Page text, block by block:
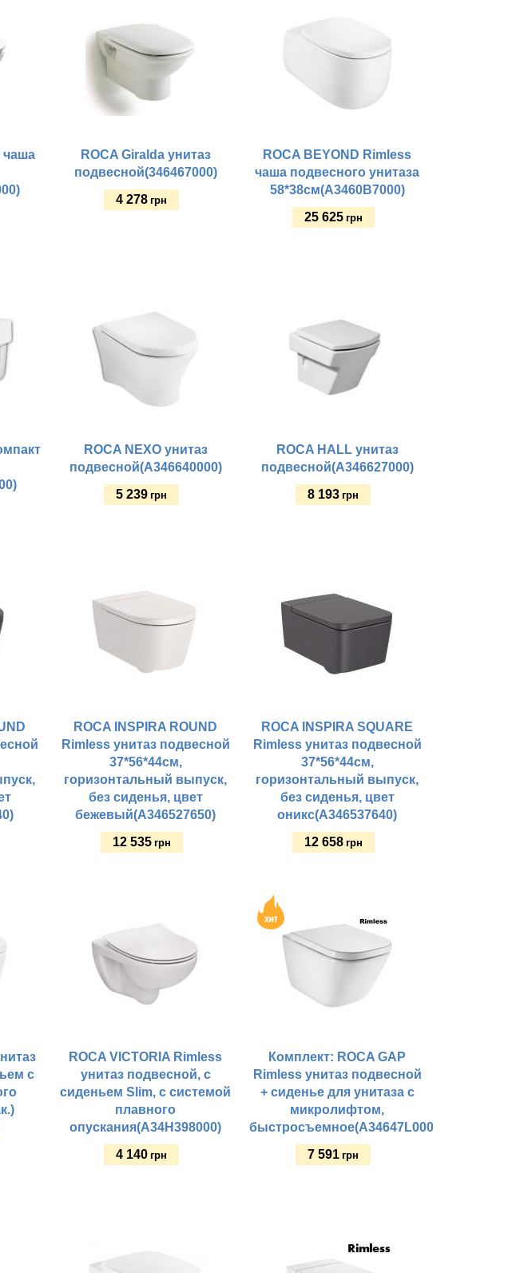
чаша
ROCA Giralda унитаз
подвесной(346467000)
4 278 грн
ROCA BEYOND Rimless
чаша подвесного унитаза
58*38см(A3460B7000)
25 625 грн
ROCA NEXO унитаз
подвесной(A346640000)
5 239 грн
ROCA HALL унитаз
подвесной(A346627000)
8 193 грн
ROCA INSPIRA ROUND
Rimless унитаз подвесной
37*56*44см,
горизонтальный выпуск,
без сиденья, цвет
бежевый(A346527650)
12 535 грн
ROCA INSPIRA SQUARE
Rimless унитаз подвесной
37*56*44см,
горизонтальный выпуск,
без сиденья, цвет
оникс(A346537640)
12 658 грн
с
ROCA VICTORIA Rimless
унитаз подвесной, с
сиденьем Slim, с системой
плавного
опускания(A34H398000)
4 140 грн
Комплект: ROCA GAP
Rimless унитаз подвесной
+ сиденье для унитаза с
микролифтом,
7 591 грн